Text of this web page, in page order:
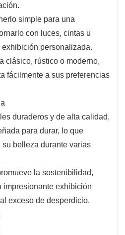
simple para una
con luces, cintas u
personalizada.
clásico, rústico o moderno,
fácilmente a sus preferencias
duraderos y de alta calidad,
para durar, lo que
belleza durante varias
la sostenibilidad,
impresionante exhibición
exceso de desperdicio.